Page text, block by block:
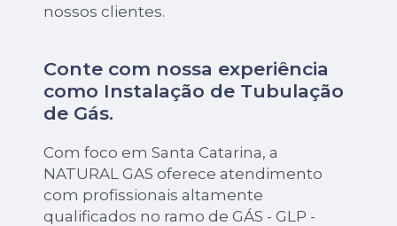
nossos clientes.
Conte com nossa experiência
como Instalação de Tubulação
de Gás.
Com foco em Santa Catarina, a
NATURAL GAS oferece atendimento
com profissionais altamente
qualificados no ramo de GÁS - GLP -